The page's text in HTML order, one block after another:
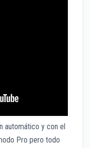
automático y con el
Pro pero todo